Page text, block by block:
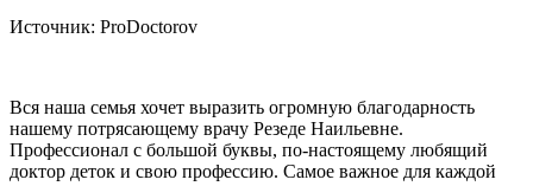
Источник: ProDoctorov
Вся наша семья хочет выразить огромную благодарность
нашему потрясающему врачу Резеде Наильевне.
Профессионал с большой буквы, по-настоящему любящий
доктор деток и свою профессию. Самое важное для каждой